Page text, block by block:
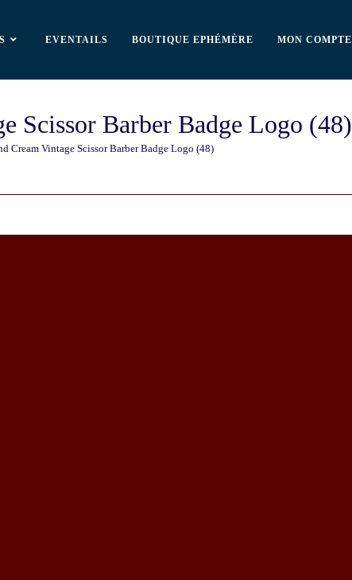
EVENTAILS BOUTIQUE EPHÉMÈRE MON COMPTE
Scissor Barber Badge Logo (48)
Cream Vintage Scissor Barber Badge Logo (48)